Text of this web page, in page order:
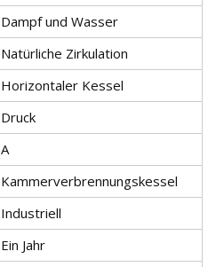
Dampf und Wasser
Natürliche Zirkulation
Horizontaler Kessel
Druck
A
Kammerverbrennungskessel
Industriell
Ein Jahr